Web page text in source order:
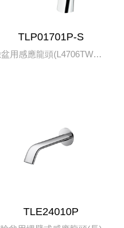
TLP01701P-S
臉盆用感應龍頭(L4706TW專用)
TLE24010P